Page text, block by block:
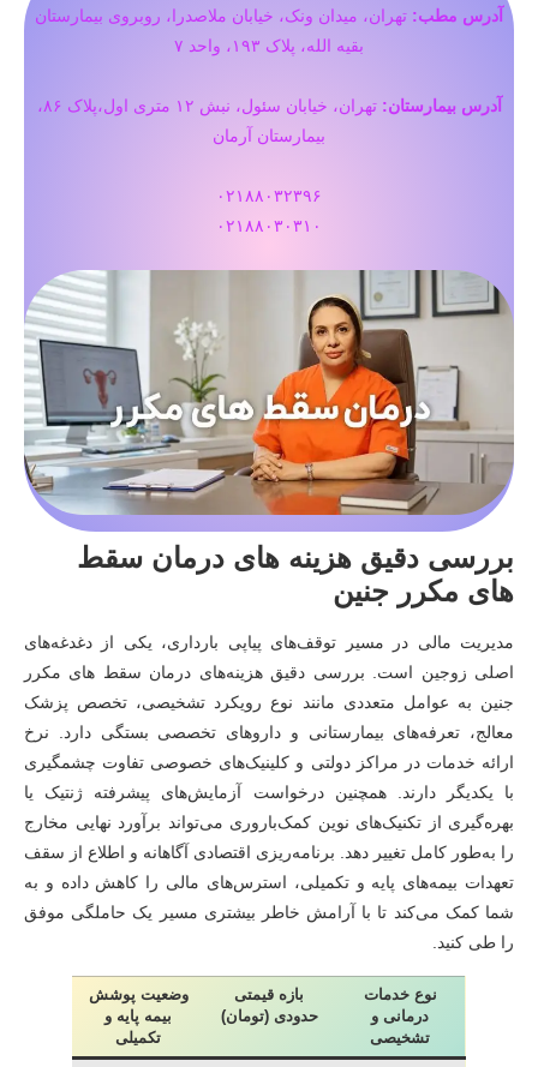
آدرس مطب: تهران، میدان ونک، خیابان ملاصدرا، روبروی بیمارستان
بقیه الله، پلاک ۱۹۳، واحد ۷
آدرس بیمارستان:
تهران، خيابان سئول، نبش ۱۲ متری اول،پلاک ۸۶،
بیمارستان آرمان
۰۲۱۸۸۰۳۲۳۹۶
۰۲۱۸۸۰۳۰۳۱۰
بررسی دقیق هزینه های درمان سقط
های مکرر جنین
مدیریت مالی در مسیر توقف‌های پیاپی بارداری، یکی از دغدغه‌های
اصلی زوجین است. بررسی دقیق هزینه‌های درمان سقط های مکرر
جنین به عوامل متعددی مانند نوع رویکرد تشخیصی، تخصص پزشک
معالج، تعرفه‌های بیمارستانی و داروهای تخصصی بستگی دارد. نرخ
ارائه خدمات در مراکز دولتی و کلینیک‌های خصوصی تفاوت چشمگیری
با یکدیگر دارند. همچنین درخواست آزمایش‌های پیشرفته ژنتیک یا
بهره‌گیری از تکنیک‌های نوین کمک‌باروری می‌تواند برآورد نهایی مخارج
را به‌طور کامل تغییر دهد. برنامه‌ریزی اقتصادی آگاهانه و اطلاع از سقف
تعهدات بیمه‌های پایه و تکمیلی، استرس‌های مالی را کاهش داده و به
شما کمک می‌کند تا با آرامش خاطر بیشتری مسیر یک حاملگی موفق
را طی کنید.
نوع خدمات
درمانی و
تشخیصی
بازه قیمتی
حدودی (تومان)
وضعیت پوشش
بیمه پایه و
تکمیلی